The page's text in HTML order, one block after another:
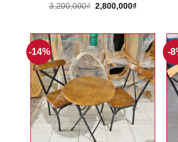
3,200,000₫ Giá
2,800,000₫Giá
-14% -